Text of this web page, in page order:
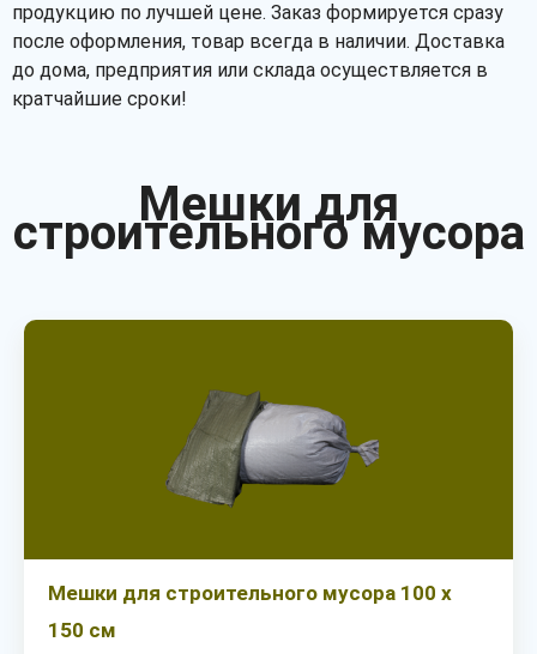
продукцию по лучшей цене. Заказ формируется сразу
после оформления, товар всегда в наличии. Доставка
до дома, предприятия или склада осуществляется в
кратчайшие сроки!
Мешки для
строительного мусора
Мешки для строительного мусора 100 х
150 см